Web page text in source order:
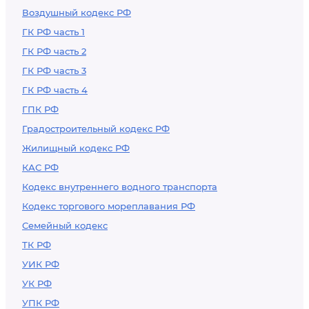
Воздушный кодекс РФ
ГК РФ часть 1
ГК РФ часть 2
ГК РФ часть 3
ГК РФ часть 4
ГПК РФ
Градостроительный кодекс РФ
Жилищный кодекс РФ
КАС РФ
Кодекс внутреннего водного транспорта
Кодекс торгового мореплавания РФ
Семейный кодекс
ТК РФ
УИК РФ
УК РФ
УПК РФ